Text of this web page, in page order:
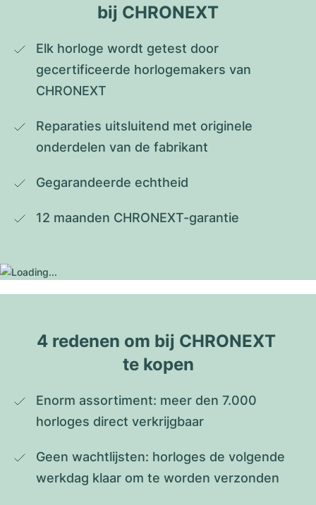
bij CHRONEXT
Elk horloge wordt getest door
gecertificeerde horlogemakers van
CHRONEXT
Reparaties uitsluitend met originele
onderdelen van de fabrikant
Gegarandeerde echtheid
12 maanden CHRONEXT-garantie
4 redenen om bij CHRONEXT
te kopen
Enorm assortiment: meer den 7.000
horloges direct verkrijgbaar
Geen wachtlijsten: horloges de volgende
werkdag klaar om te worden verzonden